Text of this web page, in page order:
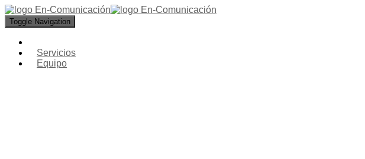
Toggle Navigation
Servicios
Equipo